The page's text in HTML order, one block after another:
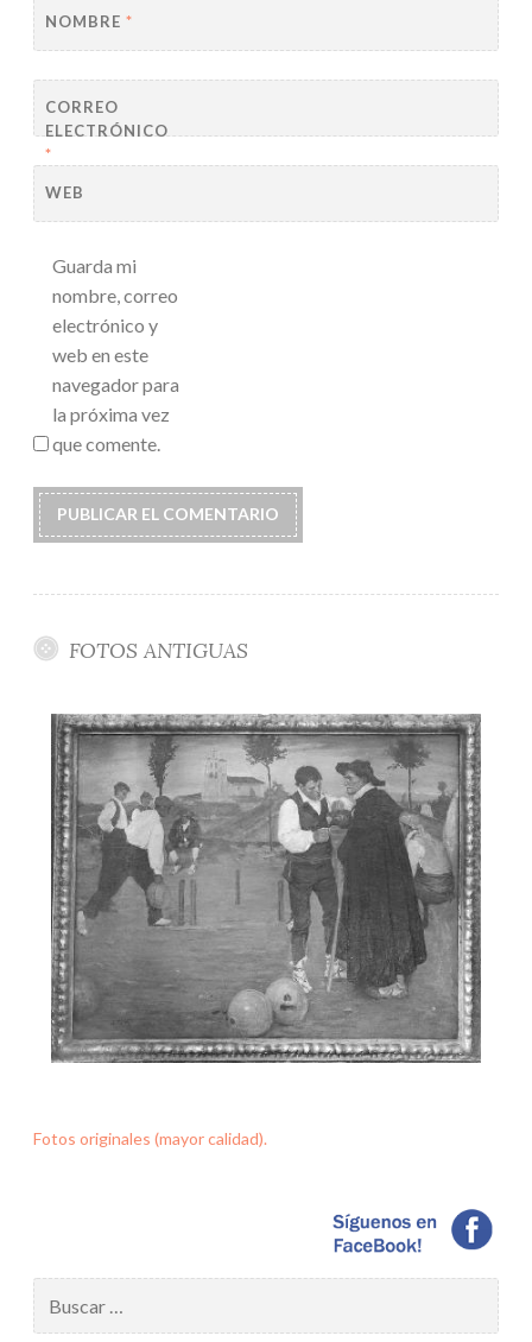
NOMBRE *
CORREO
ELECTRÓNICO
*
WEB
Guarda mi
nombre, correo
electrónico y
web en este
navegador para
la próxima vez
que comente.
FOTOS ANTIGUAS
Fotos originales (mayor calidad).